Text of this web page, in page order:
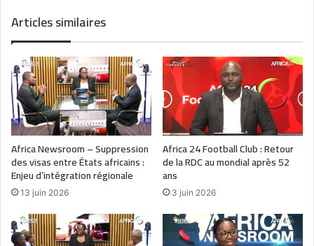
Articles similaires
Africa Newsroom – Suppression
des visas entre États africains :
Enjeu d’intégration régionale
13 juin 2026
Africa 24 Football Club : Retour
de la RDC au mondial après 52
ans
3 juin 2026